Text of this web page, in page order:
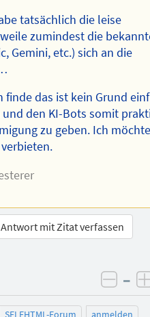
tatsächlich die leise
zumindest die
Gemini, etc.) sich an die
finde das ist kein Grund
den KI-Bots somit
zu geben. Ich
Antwort mit Zitat verfassen
–